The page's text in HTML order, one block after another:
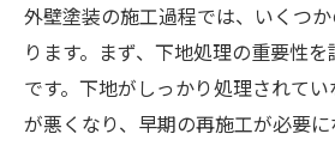
外壁塗装の施工過程では、いくつ
ります。まず、下地処理の重要性
です。下地がしっかり処理されて
が悪くなり、早期の再施工が必要